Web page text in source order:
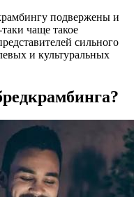
подвержены и
чаще такое
сильного
и культуральных